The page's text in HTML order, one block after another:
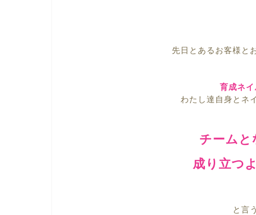
先日とあるお客様と
育成ネイ
わたし達自身とネ
チームと
成り立つ
と言う